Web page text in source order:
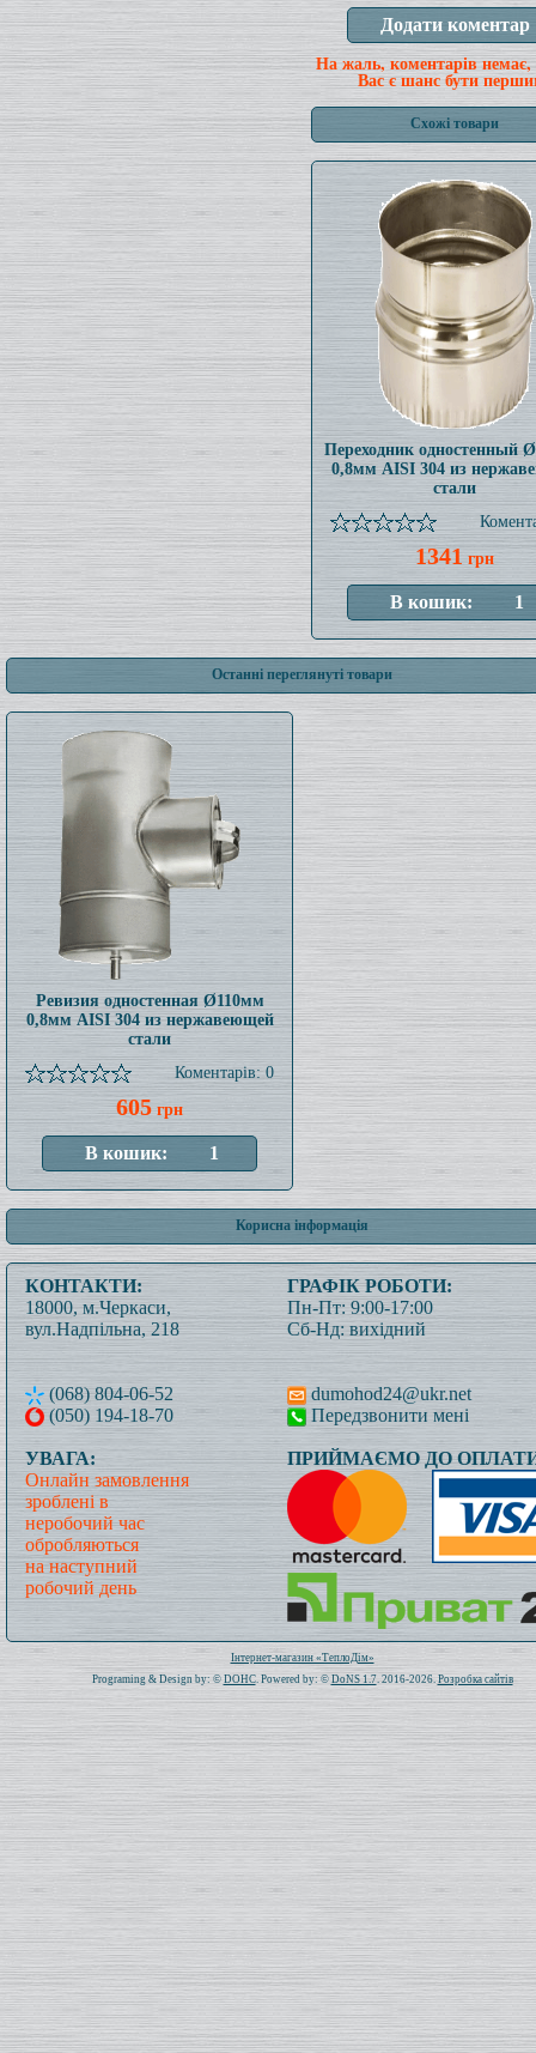
На жаль, коментарів немає,
Вас є шанс бути
Схожі товари
Переходник одностенный
0,8мм AISI 304 из
стали
1341 грн
Останні переглянуті товари
Ревизия одностенная Ø110мм
0,8мм AISI 304 из нержавеющей
стали
Коментарів: 0
605 грн
Корисна інформація
КОНТАКТИ:
18000, м.Черкаси,
вул.Надпільна, 218
(068) 804-06-52
(050) 194-18-70
ГРАФІК РОБОТИ:
Пн-Пт: 9:00-17:00
Сб-Нд: вихідний
dumohod24@ukr.net
Передзвонити мені
УВАГА:
Онлайн замовлення
зроблені в
неробочий час
обробляються
на наступний
робочий день
ПРИЙМАЄМО ДО
Всього: 1021167 Сьогодні: 277
Інтернет-магазин «ТеплоДім»
Programing & Design by: © DOHC. Powered by: © DoNS 1.7. 2016-2026. Розробка сайтів